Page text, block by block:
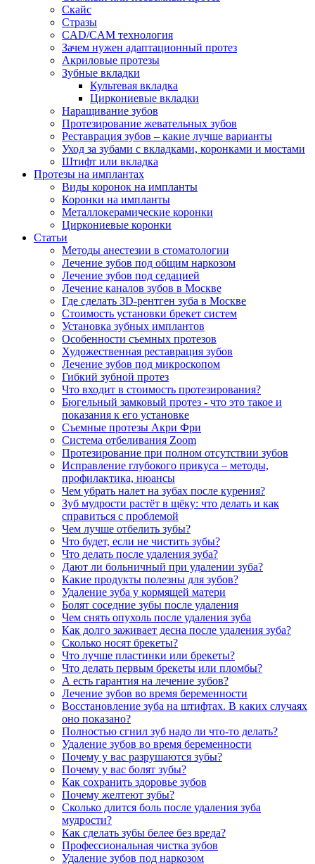
Скайс
Стразы
CAD/CAM технология
Зачем нужен адаптационный протез
Акриловые протезы
Зубные вкладки
Культевая вкладка
Циркониевые вкладки
Наращивание зубов
Протезирование жевательных зубов
Реставрация зубов – какие лучше варианты
Уход за зубами с вкладками, коронками и мостами
Штифт или вкладка
Протезы на имплантах
Виды коронок на импланты
Коронки на импланты
Металлокерамические коронки
Циркониевые коронки
Статьи
Методы анестезии в стоматологии
Лечение зубов под общим наркозом
Лечение зубов под седацией
Лечение каналов зубов в Москве
Где сделать 3D-рентген зуба в Москве
Стоимость установки брекет систем
Установка зубных имплантов
Особенности съемных протезов
Художественная реставрация зубов
Лечение зубов под микроскопом
Гибкий зубной протез
Что входит в стоимость протезирования?
Бюгельный замковый протез - что это такое и
показания к его установке
Съемные протезы Акри Фри
Система отбеливания Zoom
Протезирование при полном отсутствии зубов
Исправление глубокого прикуса – методы,
профилактика, нюансы
Чем убрать налет на зубах после курения?
Зуб мудрости растёт в щёку: что делать и как
справиться с проблемой
Чем лучше отбелить зубы?
Что будет, если не чистить зубы?
Что делать после удаления зуба?
Дают ли больничный при удалении зуба?
Какие продукты полезны для зубов?
Удаление зуба у кормящей матери
Болят соседние зубы после удаления
Чем снять опухоль после удаления зуба
Как долго заживает десна после удаления зуба?
Сколько носят брекеты?
Что лучше пластинки или брекеты?
Что делать первым брекеты или пломбы?
А есть гарантия на лечение зубов?
Лечение зубов во время беременности
Восстановление зуба на штифтах. В каких случаях
оно показано?
Полностью сгнил зуб надо ли что-то делать?
Удаление зубов во время беременности
Почему у вас разрушаются зубы?
Почему у вас болят зубы?
Как сохранить здоровье зубов
Почему желтеют зубы?
Сколько длится боль после удаления зуба
мудрости?
Как сделать зубы белее без вреда?
Профессиональная чистка зубов
Удаление зубов под наркозом